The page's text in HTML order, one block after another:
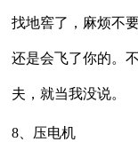
找地窖了，麻烦不
还是会飞了你的。
夫，就当我没说。
8、压电机